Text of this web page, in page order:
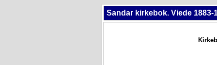
Sandar kirkebok. Viede 1883-